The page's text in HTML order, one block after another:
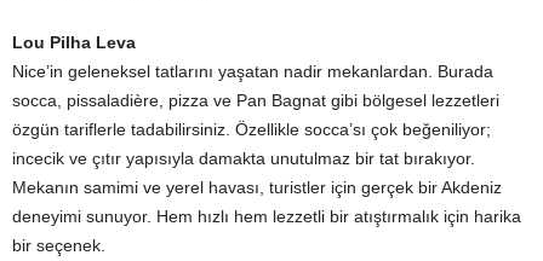
Lou Pilha Leva
Nice’in geleneksel tatlarını yaşatan nadir mekanlardan. Burada
socca, pissaladière, pizza ve Pan Bagnat gibi bölgesel lezzetleri
özgün tariflerle tadabilirsiniz. Özellikle socca’sı çok beğeniliyor;
incecik ve çıtır yapısıyla damakta unutulmaz bir tat bırakıyor.
Mekanın samimi ve yerel havası, turistler için gerçek bir Akdeniz
deneyimi sunuyor. Hem hızlı hem lezzetli bir atıştırmalık için harika
bir seçenek.